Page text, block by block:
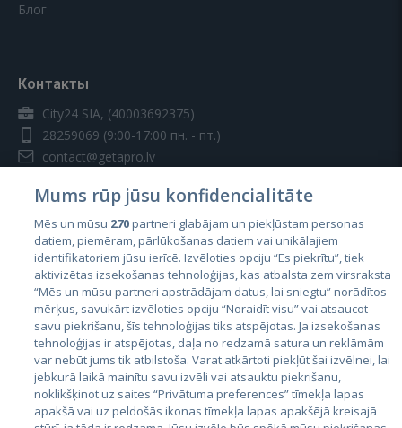
Блог
Контакты
City24 SIA, (40003692375)
28259069 (9:00-17:00 пн. - пт.)
contact@getapro.lv
Страны
Эстония
Латвия
Литва
Mums rūp jūsu konfidencialitāte
Mēs un mūsu 270partneri glabājam un piekļūstam personas
datiem, piemēram, pārlūkošanas datiem vai unikālajiem
identifikatoriem jūsu ierīcē. Izvēloties opciju “Es piekrītu”, tiek
aktivizētas izsekošanas tehnoloģijas, kas atbalsta zem virsraksta
“Mēs un mūsu partneri apstrādājam datus, lai sniegtu” norādītos
mērķus, savukārt izvēloties opciju “Noraidīt visu” vai atsaucot
savu piekrišanu, šīs tehnoloģijas tiks atspējotas. Ja izsekošanas
tehnoloģijas ir atspējotas, daļa no redzamā satura un reklāmām
var nebūt jums tik atbilstoša. Varat atkārtoti piekļūt šai izvēlnei, lai
jebkurā laikā mainītu savu izvēli vai atsauktu piekrišanu,
noklikšķinot uz saites “Privātuma preferences” tīmekļa lapas
apakšā vai uz peldošās ikonas tīmekļa lapas apakšējā kreisajā